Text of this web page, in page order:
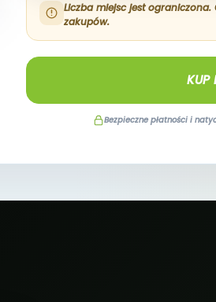
Liczba miejsc jest
zakupów.
KUP
Bezpieczne płatności i